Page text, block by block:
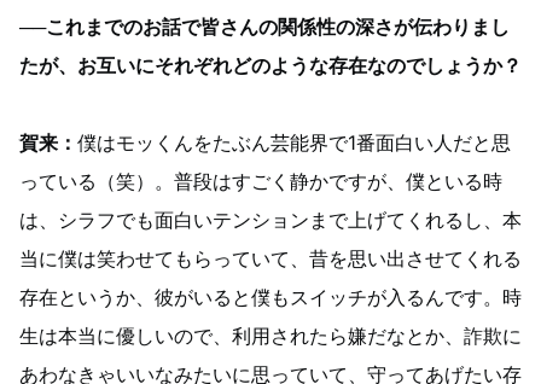
──これまでのお話で皆さんの関係性の深さが伝わりまし
たが、お互いにそれぞれどのような存在なのでしょうか？
賀来： 僕はモッくんをたぶん芸能界で1番面白い人だと思
っている（笑）。普段はすごく静かですが、僕といる時
は、シラフでも面白いテンションまで上げてくれるし、本
当に僕は笑わせてもらっていて、昔を思い出させてくれる
存在というか、彼がいると僕もスイッチが入るんです。時
生は本当に優しいので、利用されたら嫌だなとか、詐欺に
あわなきゃいいなみたいに思っていて、守ってあげたい存